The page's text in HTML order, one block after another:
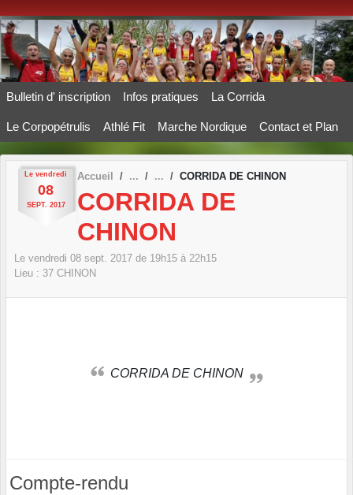
Bulletin d' inscription Infos pratiques La Corrida
Le Corpopétrulis Athlé Fit Marche Nordique Contact et Plan
Le vendredi
08
SEPT. 2017
Accueil CORRIDA DE CHINON
CORRIDA DE
CHINON
Le vendredi 08 sept. 2017 de 19h15 à 22h15
Lieu : 37 CHINON
CORRIDA DE CHINON
Compte-rendu